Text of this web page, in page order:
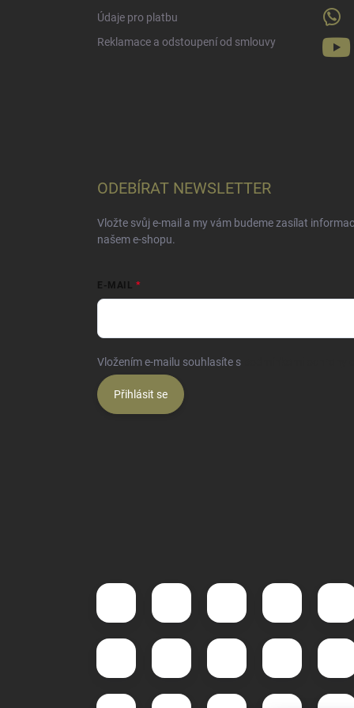
Údaje pro platbu
Reklamace a odstoupení od smlouvy
ODEBÍRAT NEWSLETTER
Vložte svůj e-mail a my vám budeme zasílat
našem e-shopu.
E-MAIL
Vložením e-mailu souhlasíte s
Přihlásit se